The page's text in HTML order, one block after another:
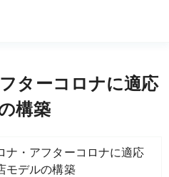
ターコロナに適応
構築
ナ・アフターコロナに適応
モデルの構築